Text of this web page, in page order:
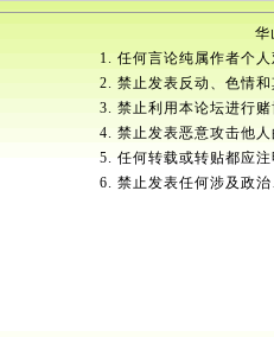
华
1. 任何言论纯属作者个
2. 禁止发表反动、色情
3. 禁止利用本论坛进行
4. 禁止发表恶意攻击他
5. 任何转载或转贴都应
6. 禁止发表任何涉及政